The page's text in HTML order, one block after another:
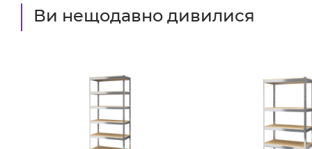
Ви нещодавно дивилися